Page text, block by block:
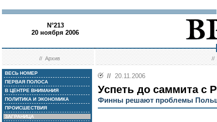
N°213
20 ноября 2006
//Архив //
ВЕСЬ НОМЕР
ПЕРВАЯ ПОЛОСА
В ЦЕНТРЕ ВНИМАНИЯ
ПОЛИТИКА И ЭКОНОМИКА
ПРОИСШЕСТВИЯ
ЗАГРАНИЦА
// 20.11.2006
Успеть до саммита с
Финны решают проблемы